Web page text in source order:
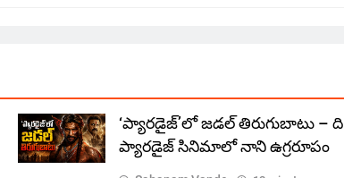
‘ప్యారడైజ్’లో జడల్ తిరుగుబాటు – ది
ప్యారడైజ్ సినిమాలో నాని ఉగ్రరూపం